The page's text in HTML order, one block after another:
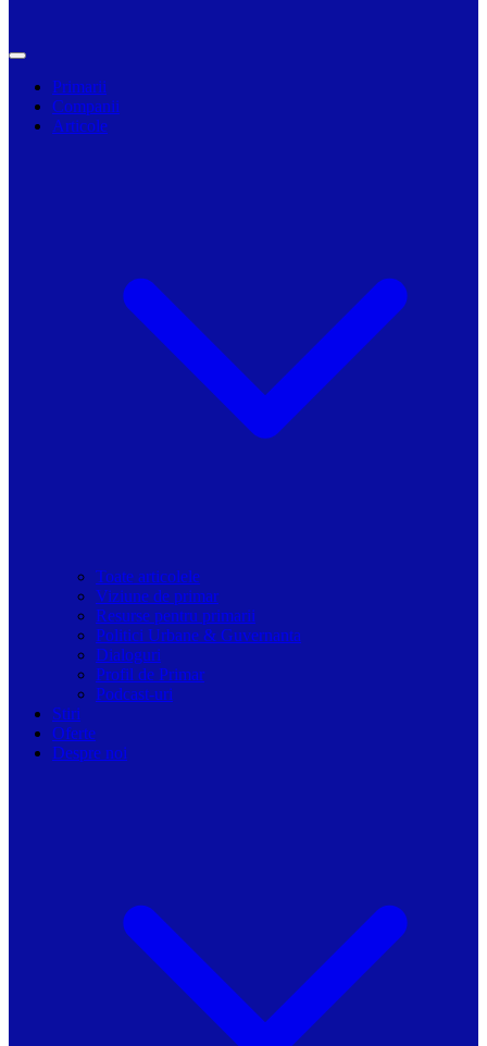
Primarii
Companii
Articole
Toate articolele
Viziune de primar
Resurse pentru primarii
Politici Urbane & Guvernanta
Dialoguri
Profil de Primar
Podcast-uri
Stiri
Oferte
Despre noi